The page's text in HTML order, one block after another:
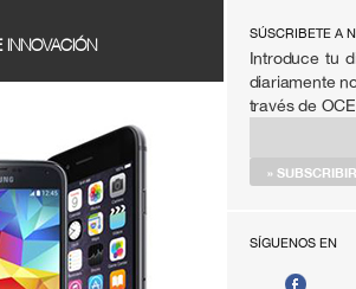
SÚSCRIBETE A
Introduce tu
diariamente
través de
SÍGUENOS EN